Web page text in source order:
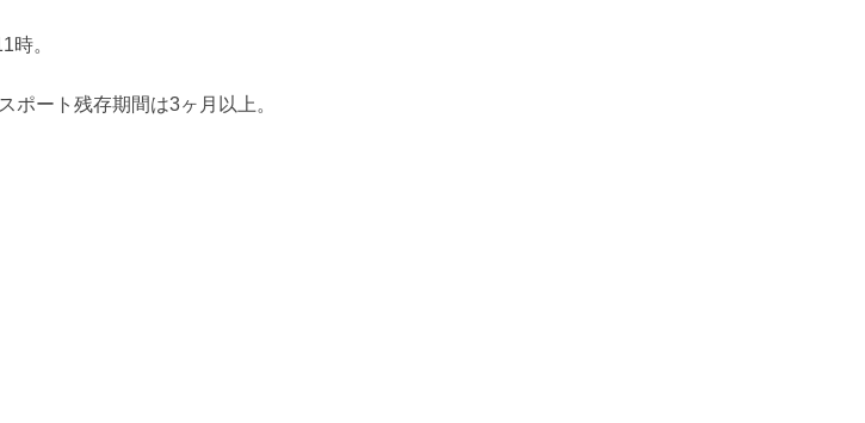
時。
ポート残存期間は3ヶ月以上。